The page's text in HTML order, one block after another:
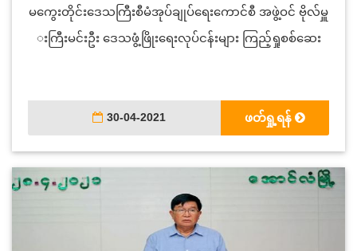
မကွေးတိုင်းဒေသကြီးစီမံအုပ်ချုပ်ရေးကောင်စီ အဖွဲ့ဝင် ဗိုလ်မှူ
းကြီးမင်းဦး ဒေသဖွံ့ဖြိုးရေးလုပ်ငန်းများ ကြည့်ရှုစစ်ဆေး
30-04-2021 ဖတ်ရှု့ရန်